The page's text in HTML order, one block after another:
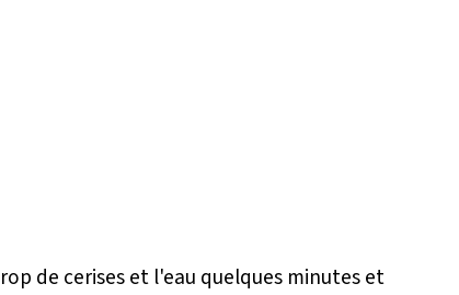
de cerises et l'eau quelques minutes et